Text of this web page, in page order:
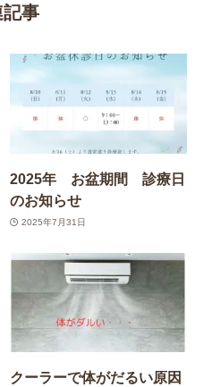
記事
2025年 お盆期間 診療日
のお知らせ
2025年7月31日
クーラーで体がだるい原因